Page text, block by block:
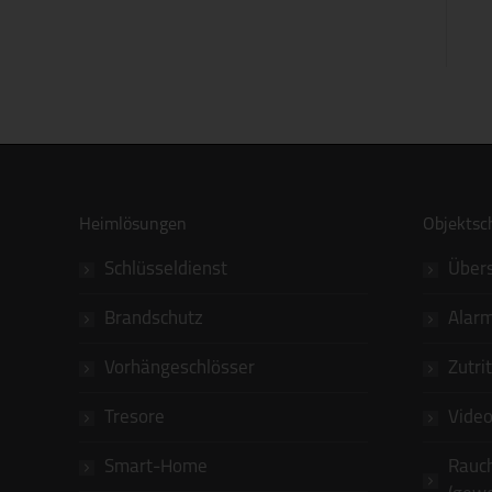
Heimlösungen
Schlüsseldienst
Brandschutz
Vorhängeschlösser
Tresore
Smart-Home